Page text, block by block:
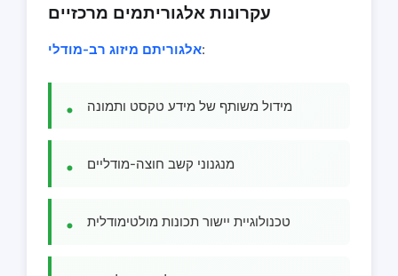
עקרונות אלגוריתמים מרכזיים
אלגוריתם מיזוג רב-מודלי:
מידול משותף של מידע טקסט ותמונה
מנגנוני קשב חוצה-מודליים
טכנולוגיית יישור תכונות מולטימודלית